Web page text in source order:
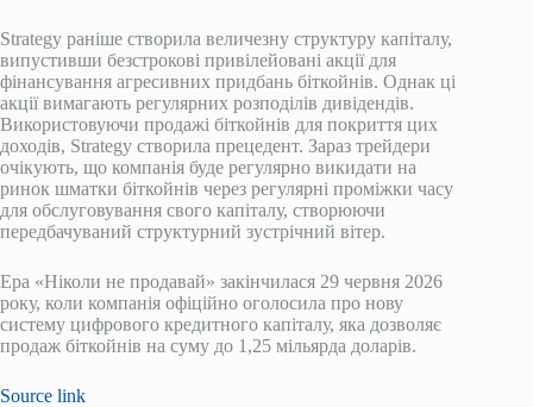
Strategy раніше створила величезну структуру капіталу,
випустивши безстрокові привілейовані акції для
фінансування агресивних придбань біткойнів. Однак ці
акції вимагають регулярних розподілів дивідендів.
Використовуючи продажі біткойнів для покриття цих
доходів, Strategy створила прецедент. Зараз трейдери
очікують, що компанія буде регулярно викидати на
ринок шматки біткойнів через регулярні проміжки часу
для обслуговування свого капіталу, створюючи
передбачуваний структурний зустрічний вітер.
Ера «Ніколи не продавай» закінчилася 29 червня 2026
року, коли компанія офіційно оголосила про нову
систему цифрового кредитного капіталу, яка дозволяє
продаж біткойнів на суму до 1,25 мільярда доларів.
Source link